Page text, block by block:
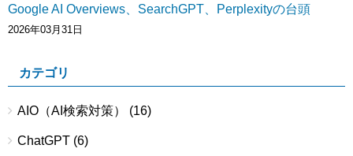
Google AI Overviews、SearchGPT、Perplexityの台頭
2026年03月31日
カテゴリ
AIO（AI検索対策） (16)
ChatGPT (6)